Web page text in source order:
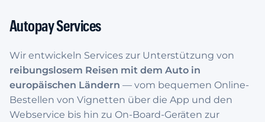
Autopay Services
Wir entwickeln Services zur Unterstützung von
reibungslosem Reisen mit dem Auto in
europäischen Ländern — vom bequemen Online-
Bestellen von Vignetten über die App und den
Webservice bis hin zu On-Board-Geräten zur